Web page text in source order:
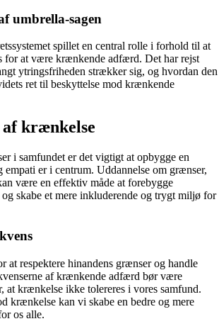
umbrella-sagen
spillet en central rolle i forhold til at
for at være krænkende adfærd. Det har rejst
ytringsfriheden strækker sig, og hvordan den
ret til beskyttelse mod krænkende
af krænkelse
i samfundet er det vigtigt at opbygge en
empati er i centrum. Uddannelse om grænser,
være en effektiv måde at forebygge
skabe et mere inkluderende og trygt miljø for
at respektere hinandens grænser og handle
af krænkende adfærd bør være
at krænkelse ikke tolereres i vores samfund.
krænkelse kan vi skabe en bedre og mere
os alle.